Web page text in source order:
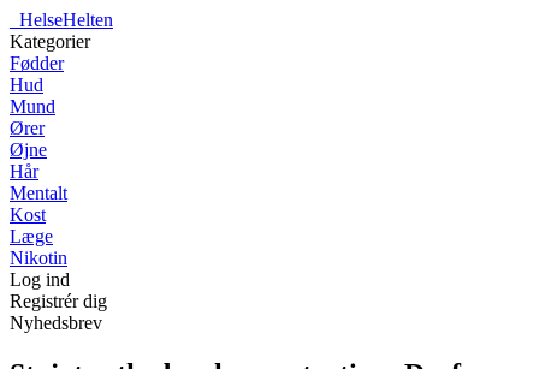
HelseHelten
Kategorier
Fødder
Hud
Mund
Ører
Øjne
Hår
Mentalt
Kost
Læge
Nikotin
Log ind
Registrér dig
Nyhedsbrev